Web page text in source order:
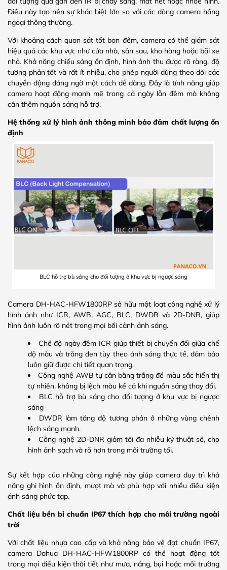
Điều này tạo nên sự khác biệt lớn so với các dòng camera hồng
ngoại thông thường.
Với khoảng cách quan sát tốt ban đêm, camera có thể giám sát
hiệu quả các khu vực như cửa nhà, sân sau, kho hàng hoặc bãi xe
nhỏ. Khả năng chiếu sáng ổn định, hình ảnh thu được rõ ràng, độ
tương phản tốt và rất ít nhiễu, cho phép người dùng theo dõi các
chuyển động đáng ngờ một cách dễ dàng. Đây là tính năng giúp
camera hoạt động mạnh mẽ trong cả ngày lẫn đêm mà không
cần thêm nguồn sáng hỗ trợ.
Hệ thống xử lý hình ảnh thông minh bảo đảm chất lượng ổn
định
BLC hỗ trợ bù sáng cho đối tượng ở khu vực bị ngược sáng
Camera DH-HAC-HFW1800RP sở hữu một loạt công nghệ xử lý
hình ảnh như ICR, AWB, AGC, BLC, DWDR và 2D-DNR, giúp
hình ảnh luôn rõ nét trong mọi bối cảnh ánh sáng.
Chế độ ngày đêm ICR giúp thiết bị chuyển đổi giữa chế
độ màu và trắng đen tùy theo ánh sáng thực tế, đảm bảo
luôn giữ được chi tiết quan trọng.
Công nghệ AWB tự cân bằng trắng để màu sắc hiển thị
tự nhiên, không bị lệch màu kể cả khi nguồn sáng thay đổi.
BLC hỗ trợ bù sáng cho đối tượng ở khu vực bị ngược
sáng
DWDR làm tăng độ tương phản ở những vùng chênh
lệch sáng mạnh.
Công nghệ 2D-DNR giảm tối đa nhiễu kỹ thuật số, cho
hình ảnh sạch và rõ hơn trong môi trường tối.
Sự kết hợp của những công nghệ này giúp camera duy trì khả
năng ghi hình ổn định, mượt mà và phù hợp với nhiều điều kiện
ánh sáng phức tạp.
Chất liệu bền bỉ chuẩn IP67 thích hợp cho môi trường ngoài
trời
Với chất liệu nhựa cao cấp và khả năng bảo vệ đạt chuẩn IP67,
camera Dahua DH-HAC-HFW1800RP có thể hoạt động tốt
trong mọi điều kiện thời tiết như mưa, nắng, bụi hoặc môi trường